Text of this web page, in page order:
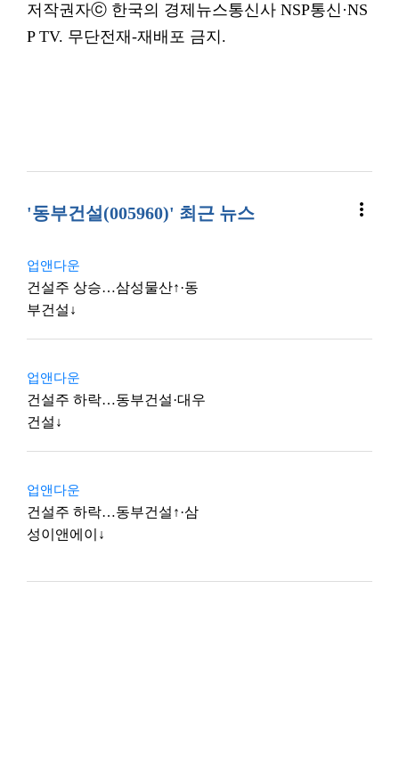
저작권자ⓒ 한국의 경제뉴스통신사 NSP통신·NS
P TV. 무단전재-재배포 금지.
'동부건설(005960)' 최근 뉴스 more_vert
업앤다운
건설주 상승…삼성물산↑·동
부건설↓
업앤다운
건설주 하락…동부건설·대우
건설↓
업앤다운
건설주 하락…동부건설↑·삼
성이앤에이↓